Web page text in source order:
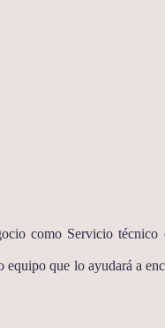
como Servicio
que lo ayudará a